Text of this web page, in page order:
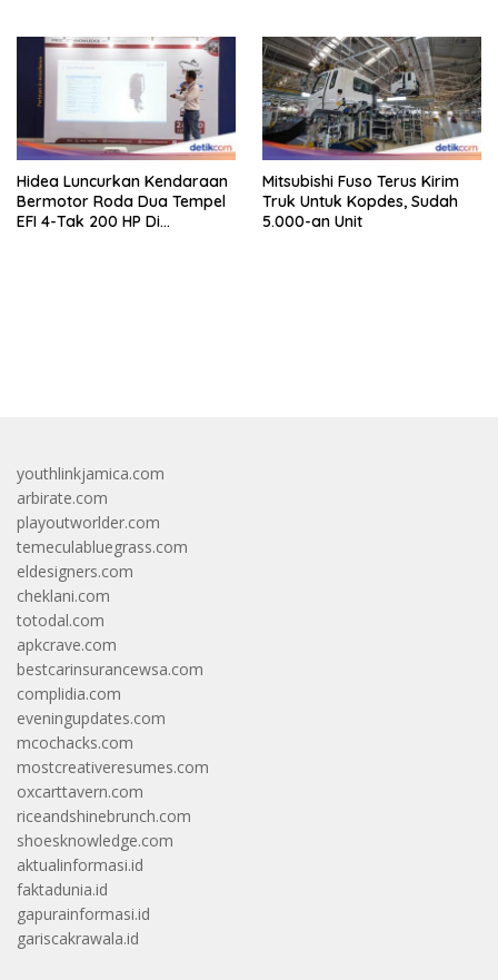
Hidea Luncurkan Kendaraan
Bermotor Roda Dua Tempel
EFI 4-Tak 200 HP Di
Mitsubishi Fuso Terus Kirim
Truk Untuk Kopdes, Sudah
5.000-an Unit
youthlinkjamica.com
arbirate.com
playoutworlder.com
temeculabluegrass.com
eldesigners.com
cheklani.com
totodal.com
apkcrave.com
bestcarinsurancewsa.com
complidia.com
eveningupdates.com
mcochacks.com
mostcreativeresumes.com
oxcarttavern.com
riceandshinebrunch.com
shoesknowledge.com
aktualinformasi.id
faktadunia.id
gapurainformasi.id
gariscakrawala.id